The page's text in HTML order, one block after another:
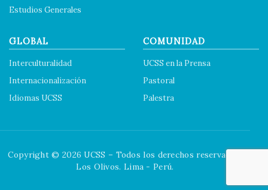
Estudios Generales
GLOBAL
Interculturalidad
Internacionalización
Idiomas UCSS
COMUNIDAD
UCSS en la Prensa
Pastoral
Palestra
Copyright © 2026 UCSS – Todos los derechos reservados.
Los Olivos. Lima - Perú.